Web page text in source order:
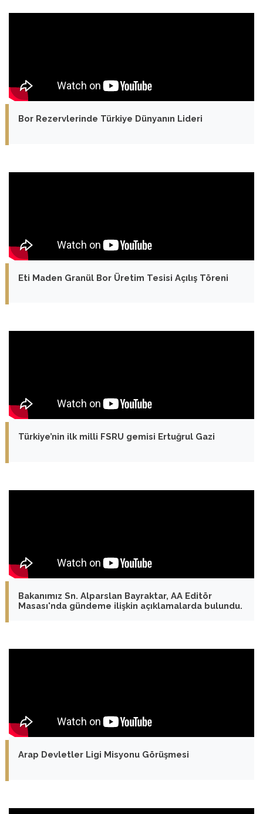
Bor Rezervlerinde Türkiye Dünyanın Lideri
Eti Maden Granül Bor Üretim Tesisi Açılış Töreni
Türkiye’nin ilk milli FSRU gemisi Ertuğrul Gazi
Bakanımız Sn. Alparslan Bayraktar, AA Editör
Masası'nda gündeme ilişkin açıklamalarda bulundu.
Arap Devletler Ligi Misyonu Görüşmesi